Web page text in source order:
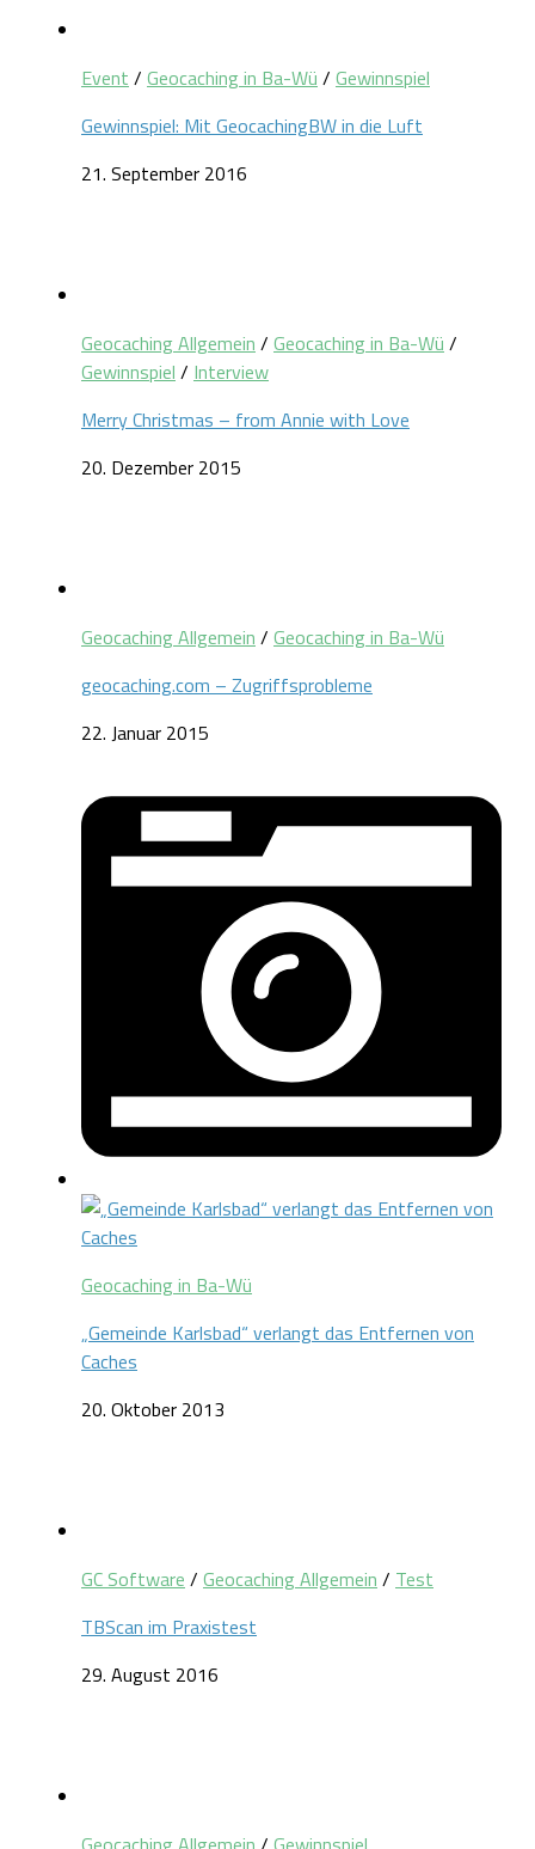
Event / Geocaching in Ba-Wü / Gewinnspiel
Gewinnspiel: Mit GeocachingBW in die Luft
21. September 2016
Geocaching Allgemein / Geocaching in Ba-Wü /
Gewinnspiel / Interview
Merry Christmas – from Annie with Love
20. Dezember 2015
Geocaching Allgemein / Geocaching in Ba-Wü
geocaching.com – Zugriffsprobleme
22. Januar 2015
Geocaching in Ba-Wü
„Gemeinde Karlsbad“ verlangt das Entfernen von
Caches
20. Oktober 2013
GC Software / Geocaching Allgemein / Test
TBScan im Praxistest
29. August 2016